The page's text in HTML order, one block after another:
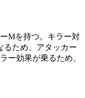
Mを持つ。キラー対
るため、アタッカー
ー効果が乗るため、